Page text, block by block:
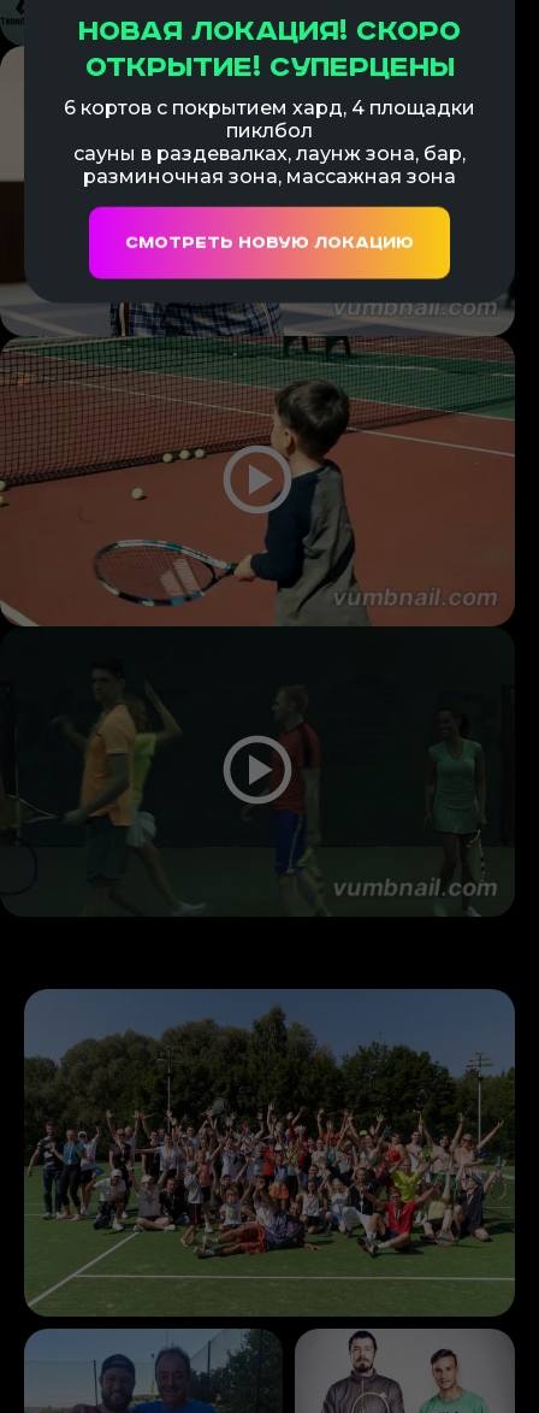
Новая локация! Скоро
открытие! Суперцены
6 кортов с покрытием хард, 4 площадки
пиклбол
сауны в раздевалках, лаунж зона, бар,
разминочная зона, массажная зона
Смотреть новую локацию